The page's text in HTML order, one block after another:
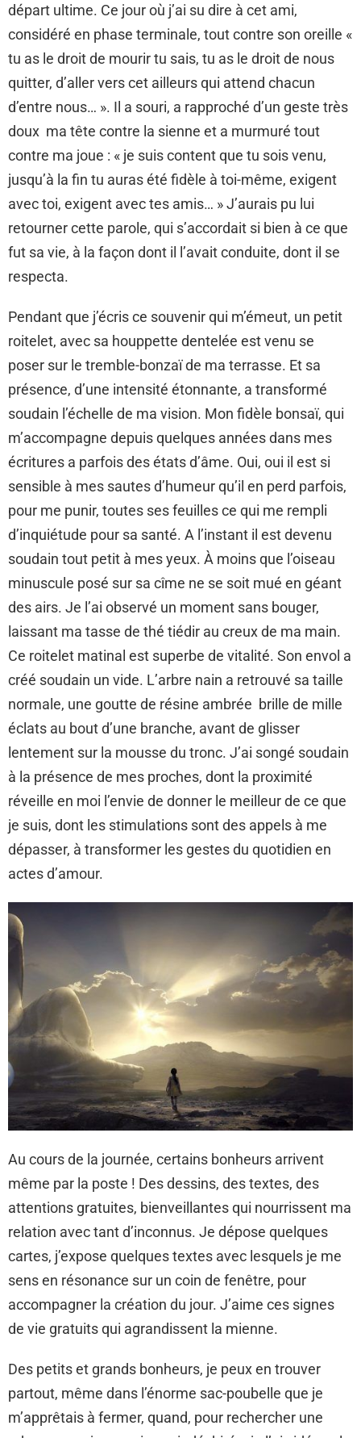
départ ultime. Ce jour où j’ai su dire à cet ami,
considéré en phase terminale, tout contre son oreille «
tu as le droit de mourir tu sais, tu as le droit de nous
quitter, d’aller vers cet ailleurs qui attend chacun
d’entre nous… ». Il a souri, a rapproché d’un geste très
doux ma tête contre la sienne et a murmuré tout
contre ma joue : « je suis content que tu sois venu,
jusqu’à la fin tu auras été fidèle à toi-même, exigent
avec toi, exigent avec tes amis… » J’aurais pu lui
retourner cette parole, qui s’accordait si bien à ce que
fut sa vie, à la façon dont il l’avait conduite, dont il se
respecta.
Pendant que j’écris ce souvenir qui m’émeut, un petit
roitelet, avec sa houppette dentelée est venu se
poser sur le tremble-bonzaï de ma terrasse. Et sa
présence, d’une intensité étonnante, a transformé
soudain l’échelle de ma vision. Mon fidèle bonsaï, qui
m’accompagne depuis quelques années dans mes
écritures a parfois des états d’âme. Oui, oui il est si
sensible à mes sautes d’humeur qu’il en perd parfois,
pour me punir, toutes ses feuilles ce qui me rempli
d’inquiétude pour sa santé. A l’instant il est devenu
soudain tout petit à mes yeux. À moins que l’oiseau
minuscule posé sur sa cîme ne se soit mué en géant
des airs. Je l’ai observé un moment sans bouger,
laissant ma tasse de thé tiédir au creux de ma main.
Ce roitelet matinal est superbe de vitalité. Son envol a
créé soudain un vide. L’arbre nain a retrouvé sa taille
normale, une goutte de résine ambrée brille de mille
éclats au bout d’une branche, avant de glisser
lentement sur la mousse du tronc. J’ai songé soudain
à la présence de mes proches, dont la proximité
réveille en moi l’envie de donner le meilleur de ce que
je suis, dont les stimulations sont des appels à me
dépasser, à transformer les gestes du quotidien en
actes d’amour.
Au cours de la journée, certains bonheurs arrivent
même par la poste ! Des dessins, des textes, des
attentions gratuites, bienveillantes qui nourrissent ma
relation avec tant d’inconnus. Je dépose quelques
cartes, j’expose quelques textes avec lesquels je me
sens en résonance sur un coin de fenêtre, pour
accompagner la création du jour. J’aime ces signes
de vie gratuits qui agrandissent la mienne.
Des petits et grands bonheurs, je peux en trouver
partout, même dans l’énorme sac-poubelle que je
m’apprêtais à fermer, quand, pour rechercher une